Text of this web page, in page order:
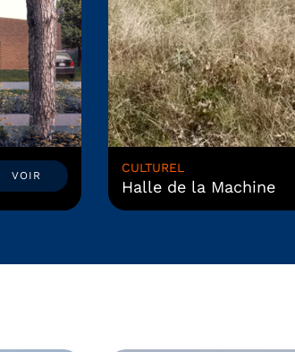
VOIR
CULTUREL
Halle de la Machine